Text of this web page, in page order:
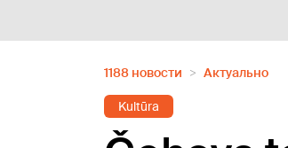
1188 новости Актуально
Kultūra